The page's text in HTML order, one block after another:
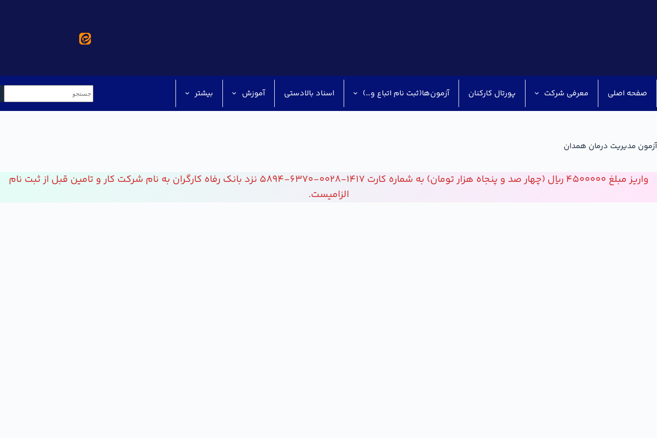
صفحه اصلی معرفی شرکت پورتال کارکنان آزمون‌ها(ثبت نام اتباع و…) اسناد بالادستی آموزش بیشتر
آزمون مدیریت درمان همدان
واریز مبلغ 4500000 ریال (چهار صد و پنجاه هزار تومان) به شماره کارت 1417-0028-6370-5894 نزد بانک رفاه کارگران به نام شرکت کار و تامین قبل از ثبت نام
الزامیست.